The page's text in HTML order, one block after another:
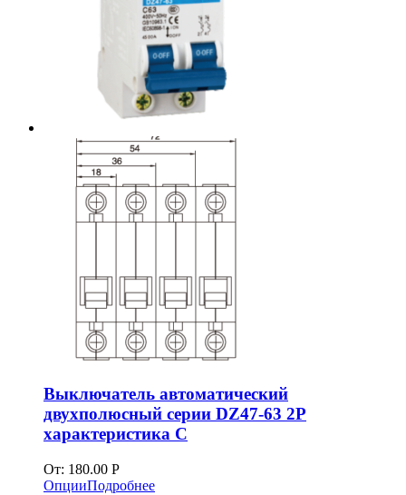
Выключатель автоматический
двухполюсный серии DZ47-63 2P
характеристика C
От: 180.00 Р
ОпцииПодробнее